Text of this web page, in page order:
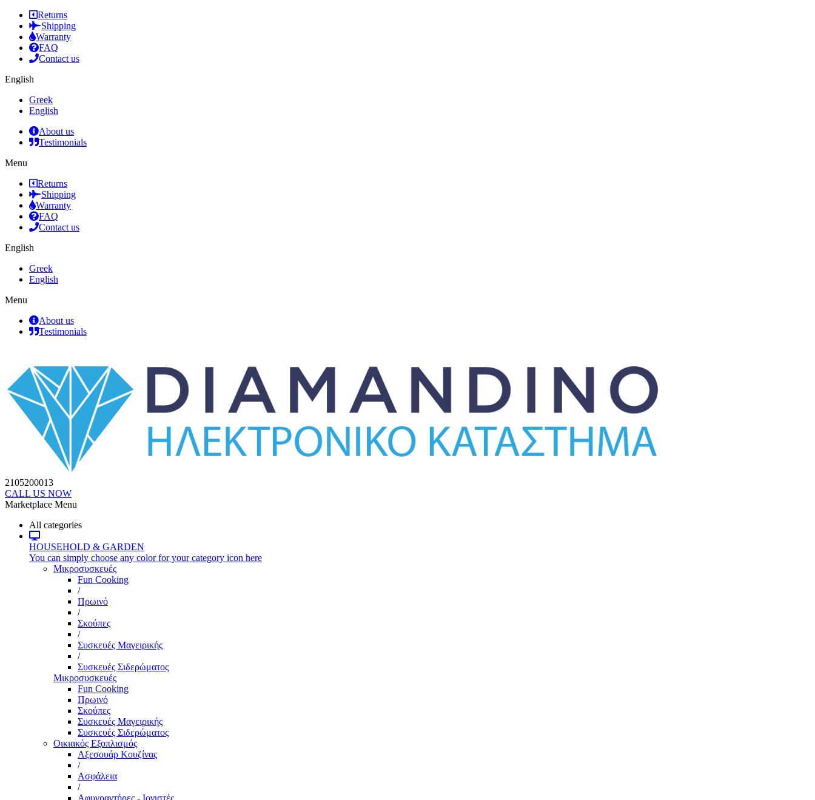
Returns
Shipping
Warranty
FAQ
Contact us
English
Greek
English
About us
Testimonials
Menu
Returns
Shipping
Warranty
FAQ
Contact us
English
Greek
English
Menu
About us
Testimonials
2105200013
CALL US NOW
Marketplace Menu
All categories
HOUSEHOLD & GARDEN
You can simply choose any color for your category icon here
Μικροσυσκευές
Fun Cooking
/
Πρωινό
/
Σκούπες
/
Συσκευές Μαγειρικής
/
Συσκευές Σιδερώματος
Μικροσυσκευές
Fun Cooking
Πρωινό
Σκούπες
Συσκευές Μαγειρικής
Συσκευές Σιδερώματος
Οικιακός Εξοπλισμός
Αξεσουάρ Κουζίνας
/
Ασφάλεια
/
Αφυγραντήρες - Ιονιστές